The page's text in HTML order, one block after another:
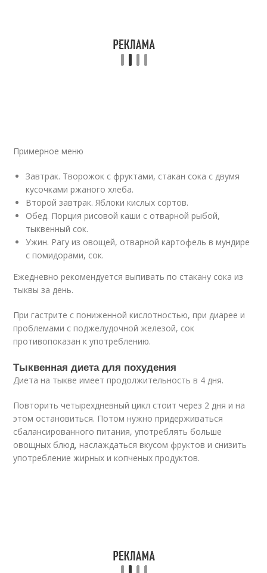
Примерное меню
Завтрак. Творожок с фруктами, стакан сока с двумя
кусочками ржаного хлеба.
Второй завтрак. Яблоки кислых сортов.
Обед. Порция рисовой каши с отварной рыбой,
тыквенный сок.
Ужин. Рагу из овощей, отварной картофель в мундире
с помидорами, сок.
Ежедневно рекомендуется выпивать по стакану сока из
тыквы за день.
При гастрите с пониженной кислотностью, при диарее и
проблемами с поджелудочной железой, сок
противопоказан к употреблению.
Тыквенная диета для похудения
Диета на тыкве имеет продолжительность в 4 дня.
Повторить четырехдневный цикл стоит через 2 дня и на
этом остановиться. Потом нужно придерживаться
сбалансированного питания, употреблять больше
овощных блюд, наслаждаться вкусом фруктов и снизить
употребление жирных и копченых продуктов.